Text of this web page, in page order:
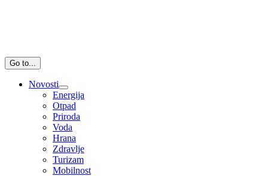
Go to...
Novosti
Energija
Otpad
Priroda
Voda
Hrana
Zdravlje
Turizam
Mobilnost